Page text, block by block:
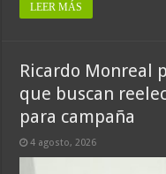
LEER MÁS
Ricardo Monreal
que buscan
para campaña
4 agosto, 2026